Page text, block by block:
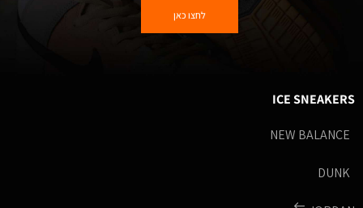
לחצו כאן
ICE SNEAKERS
NEW BALANCE
DUNK